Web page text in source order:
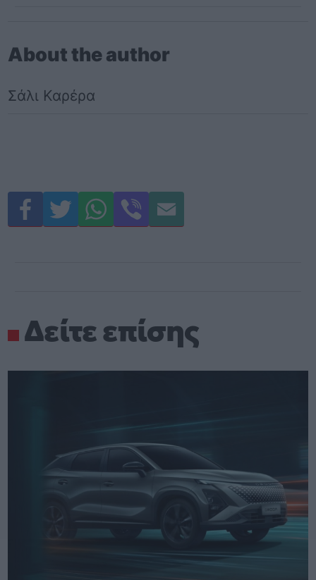
About the author
Σάλι Καρέρα
Δείτε επίσης